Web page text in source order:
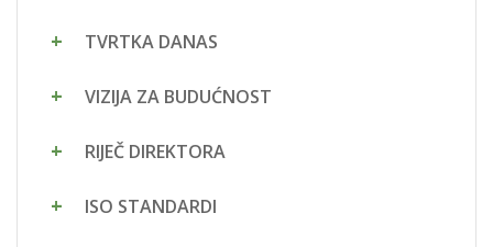
TVRTKA DANAS
VIZIJA ZA BUDUĆNOST
RIJEČ DIREKTORA
ISO STANDARDI